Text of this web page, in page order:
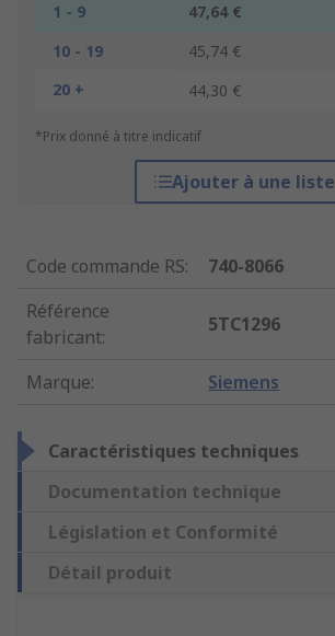
1 - 9
47,64 €
10 - 19
45,74 €
20 +
44,30 €
*Prix donné à titre indicatif
Ajouter à une liste
Code commande RS:
740-8066
Référence
fabricant:
5TC1296
Marque: Siemens
Caractéristiques techniques
Documentation technique
Législation et Conformité
Détail produit